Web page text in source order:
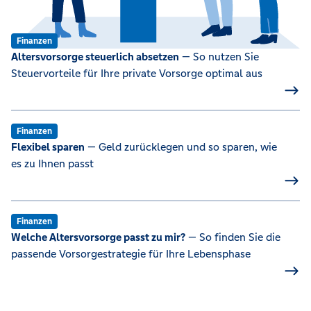
Finanzen
Altersvorsorge steuerlich absetzen — So nutzen Sie
Steuervorteile für Ihre private Vorsorge optimal aus
Finanzen
Flexibel sparen — Geld zurücklegen und so sparen, wie
es zu Ihnen passt
Finanzen
Welche Altersvorsorge passt zu mir? — So finden Sie die
passende Vorsorgestrategie für Ihre Lebensphase